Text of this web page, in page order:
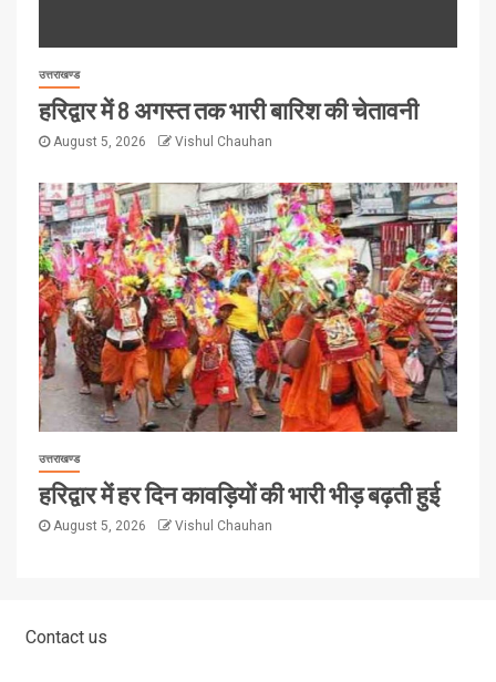
उत्तराखण्ड
हरिद्वार में 8 अगस्त तक भारी बारिश की चेतावनी
August 5, 2026 Vishul Chauhan
उत्तराखण्ड
हरिद्वार में हर दिन कावड़ियों की भारी भीड़ बढ़ती हुई
August 5, 2026 Vishul Chauhan
Contact us